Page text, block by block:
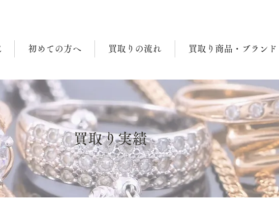
初めての方へ 買取りの流れ 買取り商品・ブランド
買取り実績